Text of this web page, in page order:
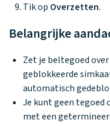
Tik op Overzetten.
Belangrijke
Zet je beltegoed
geblokkeerde
automatisch
Je kunt geen tegoed
met een